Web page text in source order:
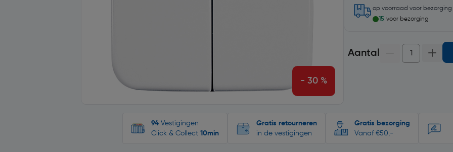
- 30 %
op voorraad voor
15 voor bezorging
Aantal
94 Vestigingen
Click & Collect 10min
Gratis retourneren
in de vestigingen
Gratis bezorging
Vanaf €50,-